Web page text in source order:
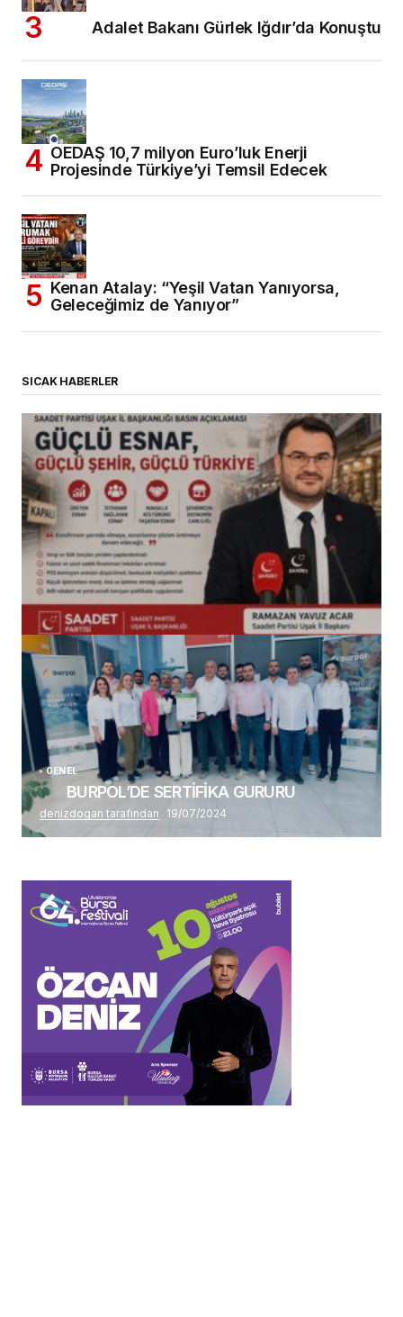
Adalet Bakanı Gürlek Iğdır’da Konuştu
OEDAŞ 10,7 milyon Euro’luk Enerji
Projesinde Türkiye’yi Temsil Edecek
Kenan Atalay: “Yeşil Vatan Yanıyorsa,
Geleceğimiz de Yanıyor”
SICAK HABERLER
(başlıksız)
Alaattin Karahan tarafından 14/07/2026
GENEL
BURPOL’DE SERTİFİKA GURURU
denizdogan tarafından 19/07/2024